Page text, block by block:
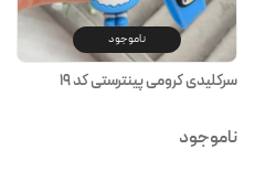
ناموجود
سرکلیدی کرومی پینترستی کد ۱۹
ناموجود